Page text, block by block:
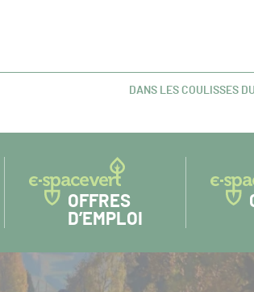
ARTICLE
DANS LES COULISSES
OFFRES
D’EMPLOI